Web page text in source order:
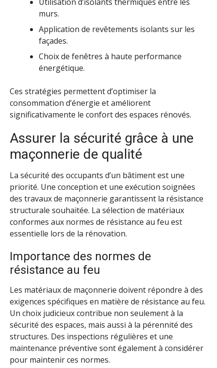
murs.
Application de revêtements isolants sur les
façades.
Choix de fenêtres à haute performance
énergétique.
Ces stratégies permettent d’optimiser la
consommation d’énergie et améliorent
significativamente le confort des espaces rénovés.
Assurer la sécurité grâce à une
maçonnerie de qualité
La sécurité des occupants d’un bâtiment est une
priorité. Une conception et une exécution soignées
des travaux de maçonnerie garantissent la résistance
structurale souhaitée. La sélection de matériaux
conformes aux normes de résistance au feu est
essentielle lors de la rénovation.
Importance des normes de
résistance au feu
Les matériaux de maçonnerie doivent répondre à des
exigences spécifiques en matière de résistance au feu.
Un choix judicieux contribue non seulement à la
sécurité des espaces, mais aussi à la pérennité des
structures. Des inspections régulières et une
maintenance préventive sont également à considérer
pour maintenir ces normes.